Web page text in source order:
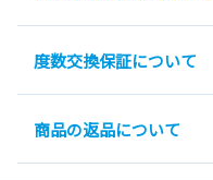
度数交換保証について
商品の返品について